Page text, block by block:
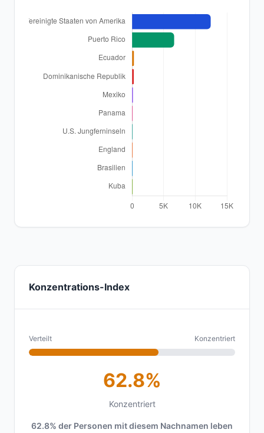
Konzentrations-Index
Verteilt Konzentriert
62.8%
Konzentriert
62.8% der Personen mit diesem Nachnamen leben